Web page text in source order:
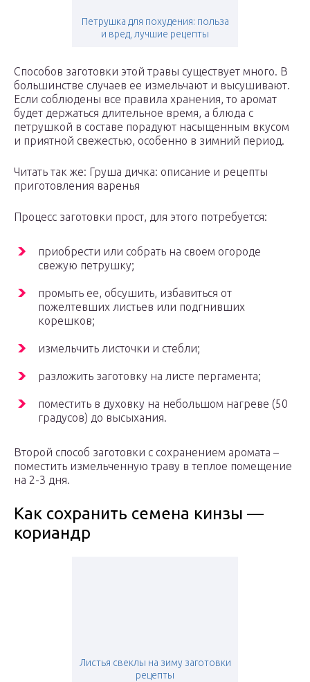
Петрушка для похудения: польза
и вред, лучшие рецепты
Способов заготовки этой травы существует много. В
большинстве случаев ее измельчают и высушивают.
Если соблюдены все правила хранения, то аромат
будет держаться длительное время, а блюда с
петрушкой в составе порадуют насыщенным вкусом
и приятной свежестью, особенно в зимний период.
Читать так же: Груша дичка: описание и рецепты
приготовления варенья
Процесс заготовки прост, для этого потребуется:
приобрести или собрать на своем огороде
свежую петрушку;
промыть ее, обсушить, избавиться от
пожелтевших листьев или подгнивших
корешков;
измельчить листочки и стебли;
разложить заготовку на листе пергамента;
поместить в духовку на небольшом нагреве (50
градусов) до высыхания.
Второй способ заготовки с сохранением аромата –
поместить измельченную траву в теплое помещение
на 2-3 дня.
Как сохранить семена кинзы —
кориандр
Листья свеклы на зиму заготовки
рецепты